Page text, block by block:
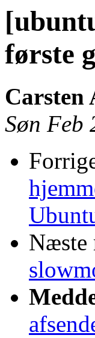
første
Carsten
Søn Feb
Næste